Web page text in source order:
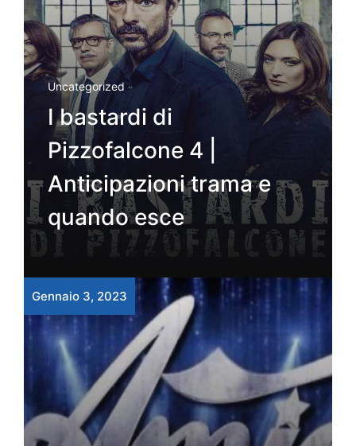
Uncategorized
I bastardi di
Pizzofalcone 4 |
Anticipazioni trama e
quando esce
Gennaio 3, 2023